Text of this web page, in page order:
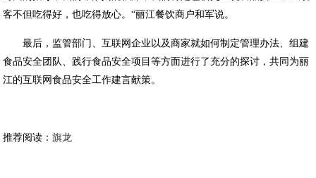
客不但吃得好，也吃得放心。“丽江餐饮商户和军说。
最后，监管部门 、互联网企业以及商家就如何制定管理办法、组建
食品安全团队、 践行食品安全项目等方面进行了充分的探讨 ，共同为丽
江的互联网食品安全工作建言献策。
推荐阅读：旗龙